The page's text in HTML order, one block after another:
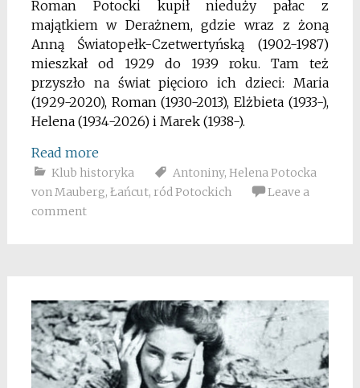
Roman Potocki kupił nieduży pałac z
majątkiem w Derażnem, gdzie wraz z żoną
Anną Światopełk-Czetwertyńską (1902-1987)
mieszkał od 1929 do 1939 roku. Tam też
przyszło na świat pięcioro ich dzieci: Maria
(1929-2020), Roman (1930-2013), Elżbieta (1933-),
Helena (1934-2026) i Marek (1938-).
Read more
Klub historyka Antoniny, Helena Potocka
von Mauberg, Łańcut, ród Potockich
Leave a
comment